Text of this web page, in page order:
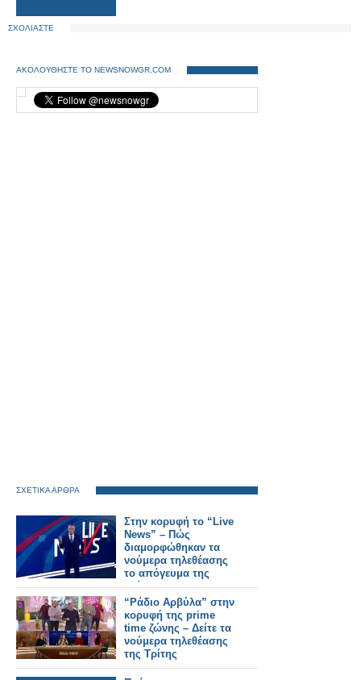
ΣΧΟΛΙΑΣΤΕ
ΑΚΟΛΟΥΘΗΣΤΕ ΤΟ NEWSNOWGR.COM
ΣΧΕΤΙΚΑ ΑΡΘΡΑ
Στην κορυφή το “Live
News” – Πώς
διαμορφώθηκαν τα
νούμερα τηλεθέασης
το απόγευμα της
Τρίτης
“Ράδιο Αρβύλα” στην
κορυφή της prime
time ζώνης – Δείτε τα
νούμερα τηλεθέασης
της Τρίτης